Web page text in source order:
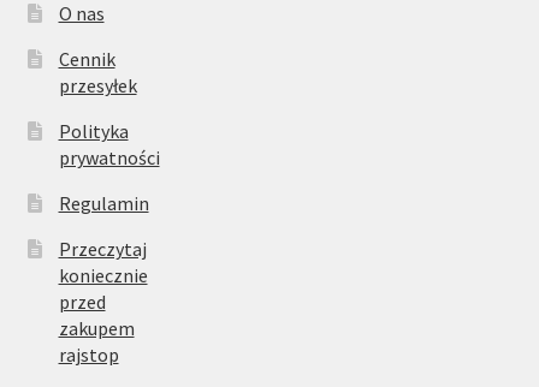
O nas
Cennik
przesyłek
Polityka
prywatności
Regulamin
Przeczytaj
koniecznie
przed
zakupem
rajstop